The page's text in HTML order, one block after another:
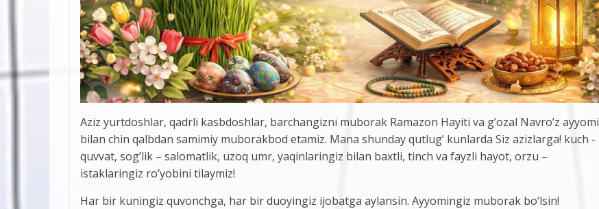
Aziz yurtdoshlar, qadrli kasbdoshlar, barchangizni muborak Ramazon Hayiti va g’ozal Navro’z ayyomi
bilan chin qalbdan samimiy muborakbod etamiz. Mana shunday qutlug’ kunlarda Siz azizlarga! kuch -
quvvat, sog’lik – salomatlik, uzoq umr, yaqinlaringiz bilan baxtli, tinch va fayzli hayot, orzu –
istaklaringiz ro’yobini tilaymiz!
Har bir kuningiz quvonchga, har bir duoyingiz ijobatga aylansin. Ayyomingiz muborak bo‘lsin!